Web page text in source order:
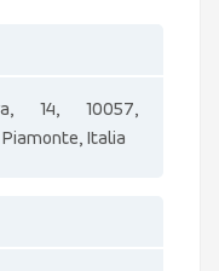
14, 10057,
Italia